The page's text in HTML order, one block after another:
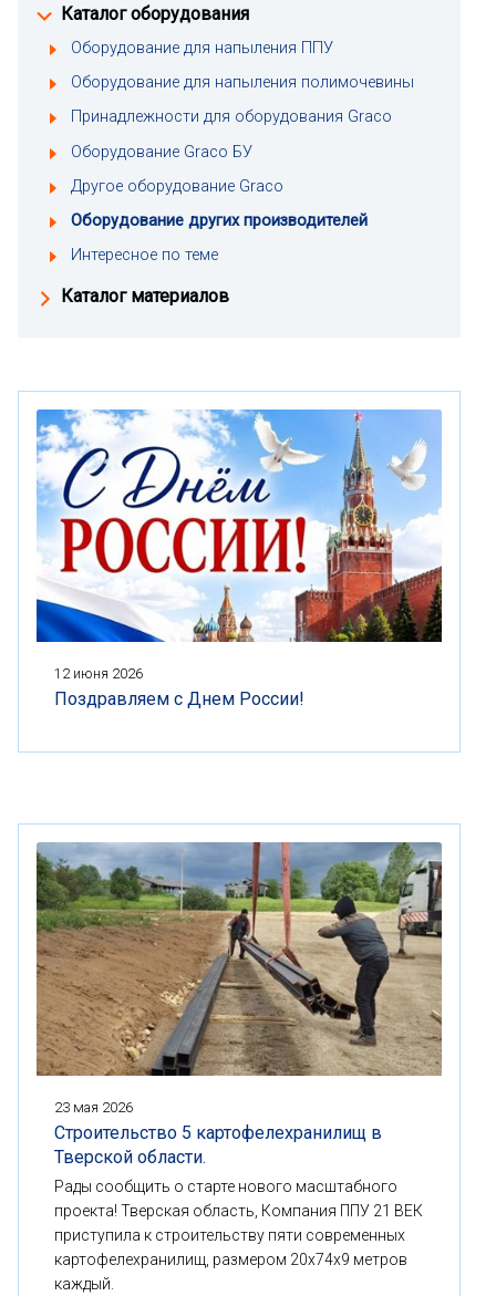
Каталог оборудования
Оборудование для напыления ППУ
Оборудование для напыления полимочевины
Принадлежности для оборудования Graco
Оборудование Graco БУ
Другое оборудование Graco
Оборудование других производителей
Интересное по теме
Каталог материалов
12 июня 2026
Поздравляем с Днем России!
23 мая 2026
Строительство 5 картофелехранилищ в
Тверской области.
Рады сообщить о старте нового масштабного
проекта! Тверская область, Компания ППУ 21 ВЕК
приступила к строительству пяти современных
картофелехранилищ, размером 20x74x9 метров
каждый.